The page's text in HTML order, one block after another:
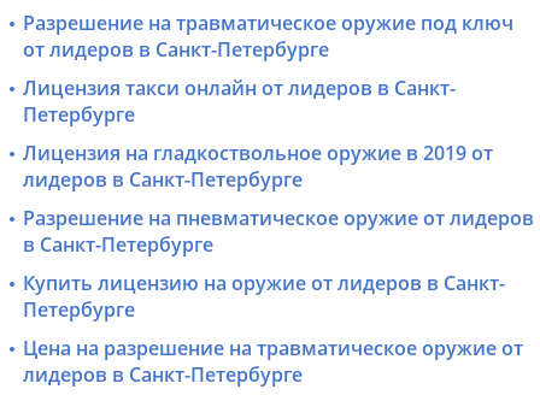
Разрешение на травматическое оружие под ключ
от лидеров в Санкт-Петербурге
Лицензия такси онлайн от лидеров в Санкт-
Петербурге
Лицензия на гладкоствольное оружие в 2019 от
лидеров в Санкт-Петербурге
Разрешение на пневматическое оружие от лидеров
в Санкт-Петербурге
Купить лицензию на оружие от лидеров в Санкт-
Петербурге
Цена на разрешение на травматическое оружие от
лидеров в Санкт-Петербурге